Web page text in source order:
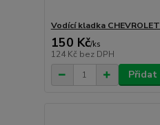
Vodící kladka
150 Kč/ks
124 Kč bez DPH
Přidat